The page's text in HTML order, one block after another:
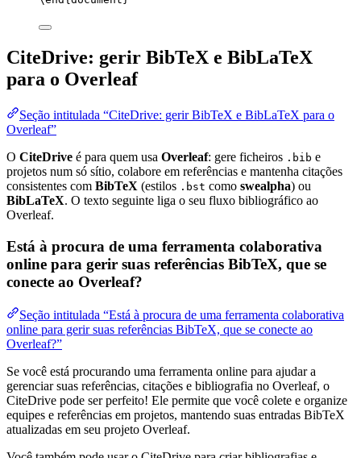
CiteDrive: gerir BibTeX e BibLaTeX
para o Overleaf
Seção intitulada “CiteDrive: gerir BibTeX e BibLaTeX para o
Overleaf”
O CiteDrive é para quem usa Overleaf: gere ficheiros .bib e
projetos num só sítio, colabore em referências e mantenha citações
consistentes com BibTeX (estilos .bst como swealpha) ou
BibLaTeX. O texto seguinte liga o seu fluxo bibliográfico ao
Overleaf.
Está à procura de uma ferramenta colaborativa
online para gerir suas referências BibTeX, que se
conecte ao Overleaf?
Seção intitulada “Está à procura de uma ferramenta colaborativa
online para gerir suas referências BibTeX, que se conecte ao
Overleaf?”
Se você está procurando uma ferramenta online para ajudar a
gerenciar suas referências, citações e bibliografia no Overleaf, o
CiteDrive pode ser perfeito! Ele permite que você colete e organize
equipes e referências em projetos, mantendo suas entradas BibTeX
atualizadas em seu projeto Overleaf.